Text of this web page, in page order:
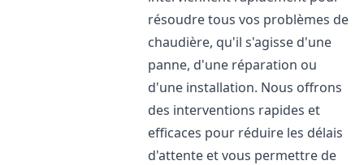
résoudre tous vos problèmes de
chaudière, qu'il s'agisse d'une
panne, d'une réparation ou
d'une installation. Nous offrons
des interventions rapides et
efficaces pour réduire les délais
d'attente et vous permettre de